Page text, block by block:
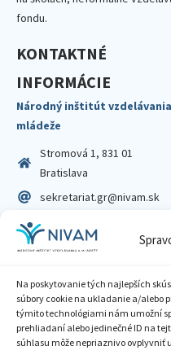
Na poskytovanie tých najlepších
súbory cookie na ukladanie a/alebo
týmito technológiami nám umožní
prehliadaní alebo jedinečné ID na
súhlasu môže nepriaznivo ovplyvniť
fondu.
KONTAKTNÉ
INFORMÁCIE
Národný inštitút
mládeže
Stromová 1, 831 01
Bratislava
sekretariat.gr@nivam.sk
IČO: 00164348
DIČ: 2020798714
Zásady